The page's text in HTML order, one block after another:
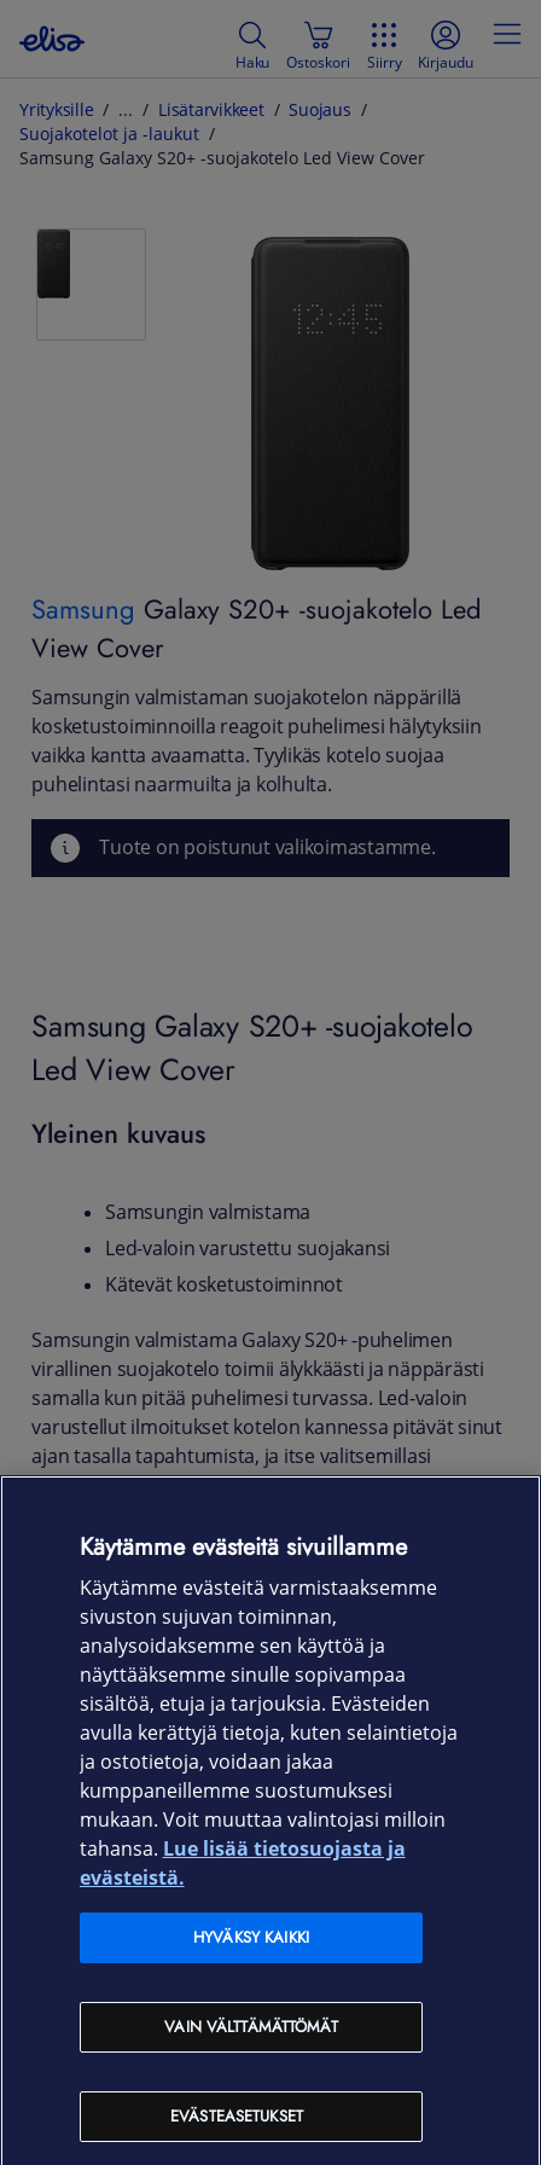
Haku Ostoskori Siirry Kirjaudu
Yrityksille Lisätarvikkeet
Suojaus
Suojakotelot ja -laukut
Samsung Galaxy S20+ -suojakotelo Led View Cover
Samsung Galaxy S20+ -suojakotelo Led
View Cover
Samsungin valmistaman suojakotelon näppärillä
kosketustoiminnoilla reagoit puhelimesi hälytyksiin
vaikka kantta avaamatta. Tyylikäs kotelo suojaa
puhelintasi naarmuilta ja kolhulta.
Tuote on poistunut valikoimastamme.
Samsung Galaxy S20+ -suojakotelo
Led View Cover
Yleinen kuvaus
Samsungin valmistama
Led-valoin varustettu suojakansi
Kätevät kosketustoiminnot
Samsungin valmistama Galaxy S20+ -puhelimen
virallinen suojakotelo toimii älykkäästi ja näppärästi
samalla kun pitää puhelimesi turvassa. Led-valoin
varustellut ilmoitukset kotelon kannessa pitävät sinut
ajan tasalla tapahtumista, ja itse valitsemillasi
kuvakkeilla notifikaatioista tulee entistä hauskempia.
kantta.
Tuotekoodit
EF-NG985PBEGEU musta,
EF-NG985PJEGEU harmaa
Elisa.fi
Elisan myymälät
Käytämme evästeitä sivuillamme
Käytämme evästeitä varmistaaksemme
sivuston sujuvan toiminnan,
analysoidaksemme sen käyttöä ja
näyttääksemme sinulle sopivampaa
sisältöä, etuja ja tarjouksia. Evästeiden
avulla kerättyjä tietoja, kuten selaintietoja
ja ostotietoja, voidaan jakaa
kumppaneillemme suostumuksesi
mukaan. Voit muuttaa valintojasi milloin
tahansa. Lue lisää tietosuojasta ja
evästeistä.
EVÄSTEASETUKSET
VAIN VÄLTTÄMÄTTÖMÄT
HYVÄKSY KAIKKI